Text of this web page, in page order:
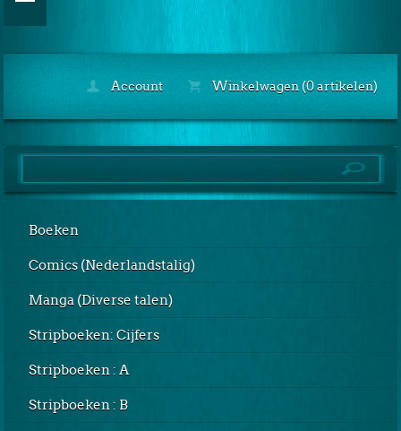
Account Winkelwagen (0 artikelen)
Boeken
Comics (Nederlandstalig)
Manga (Diverse talen)
Stripboeken: Cijfers
Stripboeken : A
Stripboeken : B